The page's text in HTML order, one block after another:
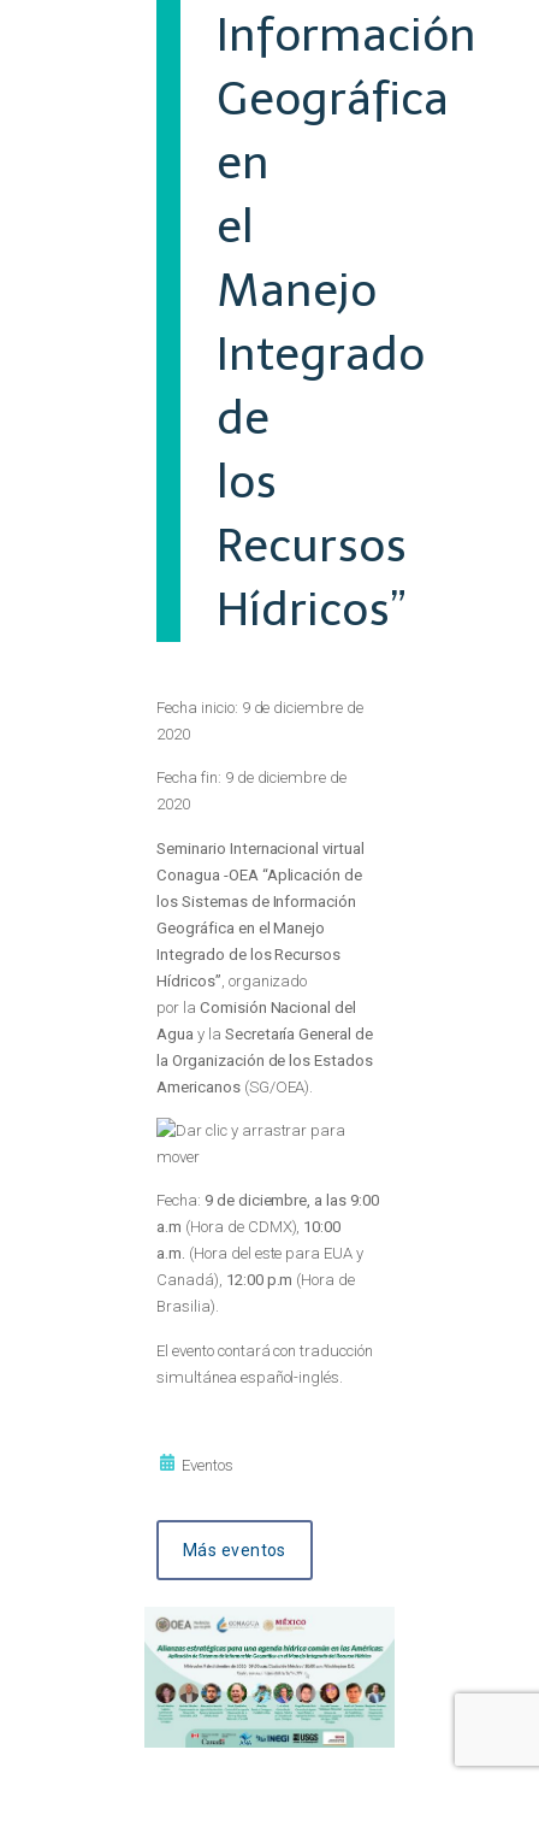
Información
Geográfica
en
el
Manejo
Integrado
de
los
Recursos
Hídricos”
Fecha inicio: 9 de diciembre de
2020
Fecha fin: 9 de diciembre de
2020
Seminario Internacional virtual
Conagua -OEA “Aplicación de
los Sistemas de Información
Geográfica en el Manejo
Integrado de los Recursos
Hídricos” , organizado
por la Comisión Nacional del
Agua y la Secretaría General de
la Organización de los Estados
Americanos(SG/OEA).
Fecha: 9 de diciembre, a las 9:00
a.m (Hora de CDMX), 10:00
a.m. (Hora del este para EUA y
Canadá), 12:00 p.m (Hora de
Brasilia).
El evento contará con traducción
simultánea español-inglés.
Eventos
Más eventos